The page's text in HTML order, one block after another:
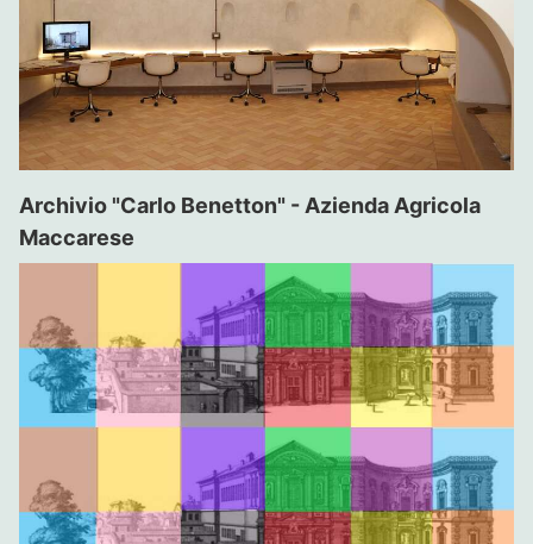
Archivio "Carlo Benetton" - Azienda Agricola
Maccarese